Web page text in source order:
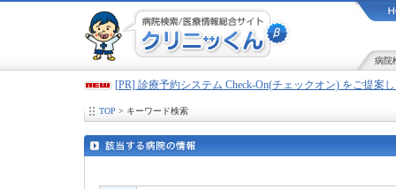
病院
[PR] 診療予約システム Check-On(チェックオン) をご提案
TOP > キーワード検索